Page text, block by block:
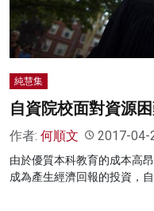
純慧集
自資院校面對資源
作者: 何順文 2017-04-
由於優質本科教育的成本高
成為產生經濟回報的投資，